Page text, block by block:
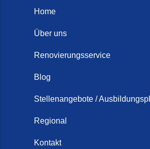
Home
Über uns
Renovierungsservice
Blog
Stellenangebote /
Regional
Kontakt